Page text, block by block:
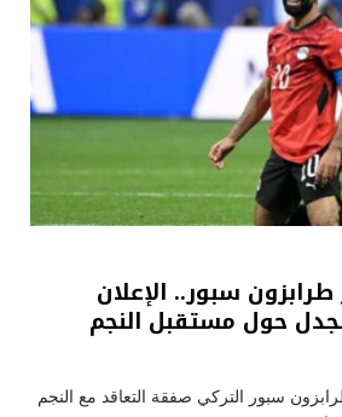
سبور.. الإعلان
حول مستقبل النجم
سبور التركي صفقة التعاقد مع النجم